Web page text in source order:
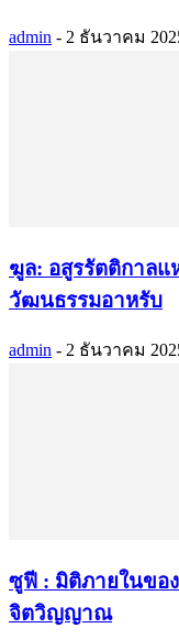
admin - 2 ธันวาคม
ฆูล: อสูรรัตติกาลแ
วัฒนธรรมอาหรับ
admin - 2 ธันวาคม
ซูฟี : มิติภายในขอ
จิตวิญญาณ